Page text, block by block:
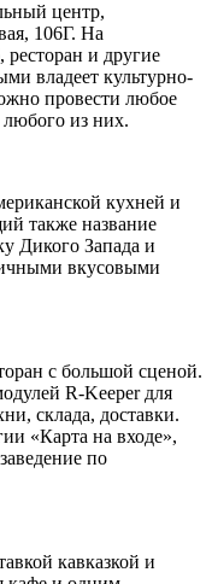
центр,
106Г. На
и другие
владеет культурно-
провести любое
любого из них.
кухней и
также название
Дикого Запада и
вкусовыми
с большой сценой.
R-Keeper для
склада, доставки.
«Карта на входе»,
по
кавказкой и